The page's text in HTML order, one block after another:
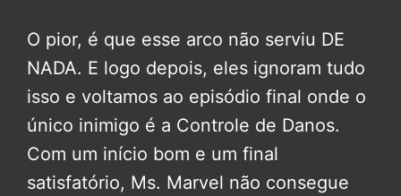
O pior, é que esse arco não serviu DE
NADA. E logo depois, eles ignoram tudo
isso e voltamos ao episódio final onde o
único inimigo é a Controle de Danos.
Com um início bom e um final
satisfatório, Ms. Marvel não consegue